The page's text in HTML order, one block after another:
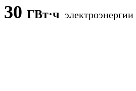
30 ГВт·ч